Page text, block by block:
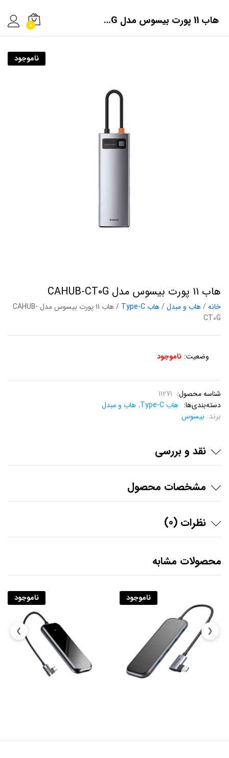
هاب 11 پورت بیسوس مدل CAHUB-CT0G 0
ناموجود
هاب 11 پورت بیسوس مدل CAHUB-CT0G
خانه/هاب و مبدل/هاب Type-C
/ هاب 11 پورت بیسوس مدل CAHUB-
CT0G
وضعیت: ناموجود
شناسه محصول: 11271
دسته‌بندی‌ها: هاب Type-C , هاب و مبدل
برند: بیسوس
نقد و بررسی
مشخصات محصول
نظرات (0)
محصولات مشابه
ناموجود ناموجود
❯ ❮